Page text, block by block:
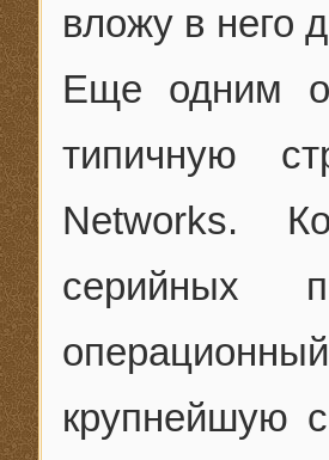
вложу в него
Еще одним
типичную
Networks.
серийных
крупнейшую